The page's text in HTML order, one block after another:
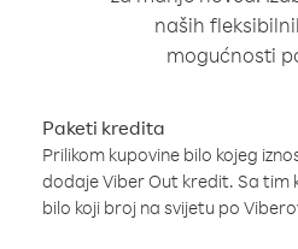
naših
mogućnosti
Paketi kredita
Prilikom kupovine bilo kojeg
dodaje Viber Out kredit. Sa tim
bilo koji broj na svijetu po